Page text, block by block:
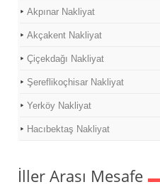
Akpınar Nakliyat
Akçakent Nakliyat
Çiçekdağı Nakliyat
Şereflikoçhisar Nakliyat
Yerköy Nakliyat
Hacıbektaş Nakliyat
İller Arası Mesafe